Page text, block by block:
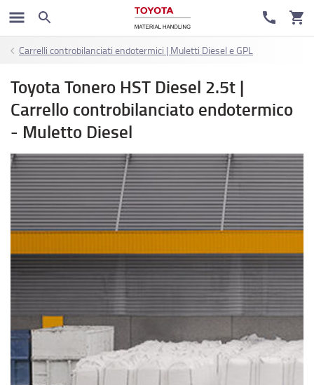
Carrelli controbilanciati endotermici | Muletti Diesel e GPL
Toyota Tonero HST Diesel 2.5t |
Carrello controbilanciato endotermico
- Muletto Diesel